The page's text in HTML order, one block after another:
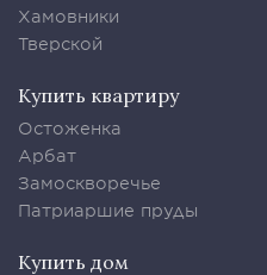
Хамовники
Тверской
Купить квартиру
Остоженка
Арбат
Замоскворечье
Патриаршие пруды
Купить дом